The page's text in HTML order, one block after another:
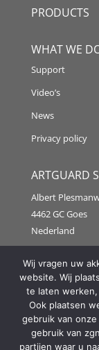
PRODUCTS
WHAT WE
Support
Video’s
News
Privacy policy
ARTGUARD
Albert
4462 GC Goes
Nederland
Tel: +31 (0) 113
E-mail:
Copyright
Wij vragen uw
website. Wij
te laten
Ook plaatsen
gebruik van
gebruik van
partijen waar u